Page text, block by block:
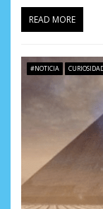
d
a
s
READ MORE
#NOTICIA